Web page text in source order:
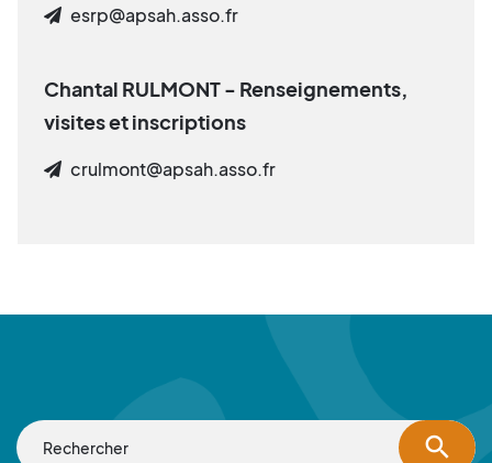
esrp@apsah.asso.fr
Chantal RULMONT - Renseignements,
visites et inscriptions
crulmont@apsah.asso.fr
search